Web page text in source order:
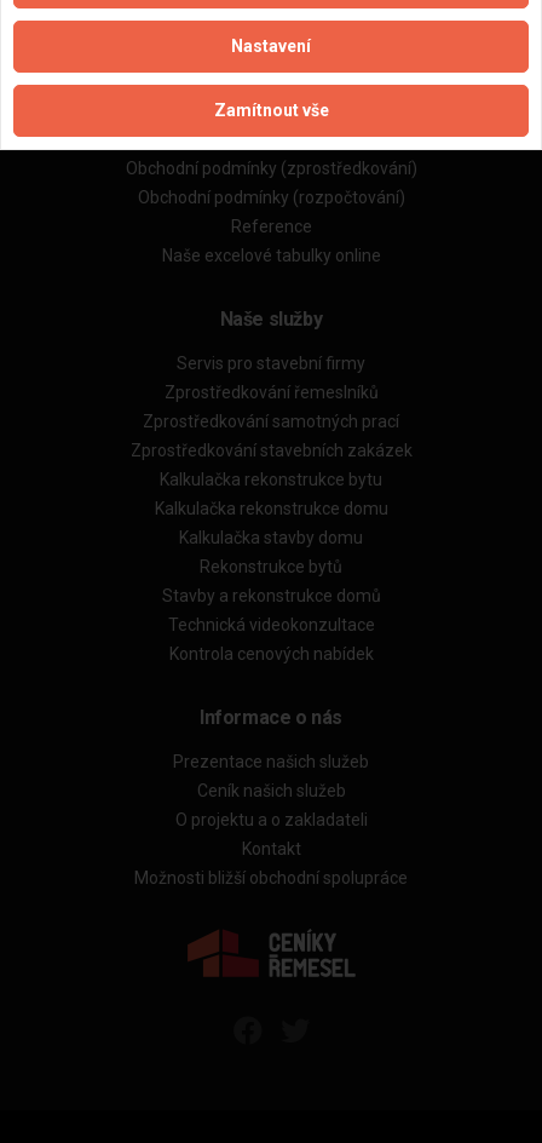
Důležité informace
Naše firmy a řemeslníci
Zpracování a ochrana osobních údajů
Zásady pro používání souborů cookie
Obchodní podmínky (zprostředkování)
Obchodní podmínky (rozpočtování)
Reference
Naše excelové tabulky online
Naše služby
Servis pro stavební firmy
Zprostředkování řemeslníků
Zprostředkování samotných prací
Zprostředkování stavebních zakázek
Kalkulačka rekonstrukce bytu
Kalkulačka rekonstrukce domu
Kalkulačka stavby domu
Rekonstrukce bytů
Stavby a rekonstrukce domů
Technická videokonzultace
Kontrola cenových nabídek
Informace o nás
Prezentace našich služeb
Ceník našich služeb
O projektu a o zakladateli
Kontakt
Možnosti bližší obchodní spolupráce
Nastavení
Zamítnout vše